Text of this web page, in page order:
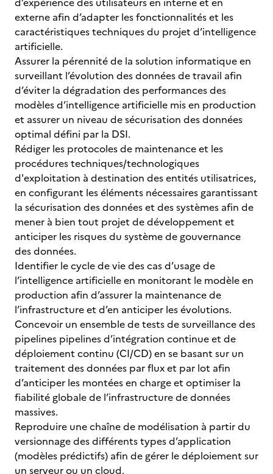
externe afin d’adapter les fonctionnalités et les
caractéristiques techniques du projet d’intelligence
artificielle.
Assurer la pérennité de la solution informatique en
surveillant l’évolution des données de travail afin
d’éviter la dégradation des performances des
modèles d’intelligence artificielle mis en production
et assurer un niveau de sécurisation des données
optimal défini par la DSI.
Rédiger les protocoles de maintenance et les
procédures techniques/technologiques
d'exploitation à destination des entités utilisatrices,
en configurant les éléments nécessaires garantissant
la sécurisation des données et des systèmes afin de
mener à bien tout projet de développement et
anticiper les risques du système de gouvernance
des données.
Identifier le cycle de vie des cas d’usage de
l’intelligence artificielle en monitorant le modèle en
production afin d’assurer la maintenance de
l’infrastructure et d’en anticiper les évolutions.
Concevoir un ensemble de tests de surveillance des
pipelines pipelines d’intégration continue et de
déploiement continu (CI/CD) en se basant sur un
traitement des données par flux et par lot afin
d’anticiper les montées en charge et optimiser la
fiabilité globale de l’infrastructure de données
massives.
Reproduire une chaîne de modélisation à partir du
versionnage des différents types d’application
(modèles prédictifs) afin de gérer le déploiement sur
un serveur ou un cloud.